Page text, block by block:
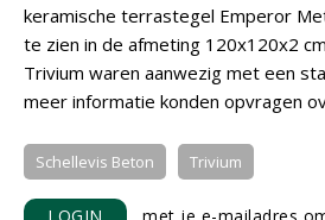
keramische terrastegel Emperor
te zien in de afmeting 120x120x2
Trivium waren aanwezig met een
meer informatie konden opvragen
Schellevis Beton Trivium